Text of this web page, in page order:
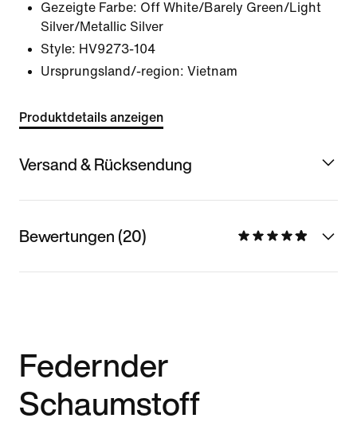
Gezeigte Farbe: Off White/Barely Green/Light
Silver/Metallic Silver
Style: HV9273-104
Ursprungsland/-region: Vietnam
Produktdetails anzeigen
Versand & Rücksendung
Bewertungen (20)
Federnder
Schaumstoff